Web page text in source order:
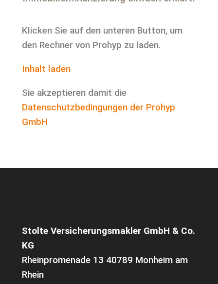
Klicken Sie auf den unteren Button, um
den Rechner von Prohyp zu laden.
Inhalt laden
Sie akzeptieren damit die
Datenschutzbedingungen der Prohyp
GmbH
Stolte Versicherungsmakler GmbH & Co.
KG
Rheinpromenade 13 40789 Monheim am
Rhein